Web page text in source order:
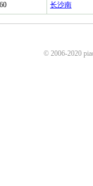
长沙南
© 2006-2020